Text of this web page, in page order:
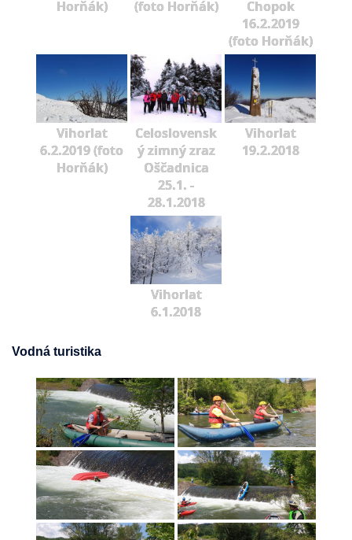
Horňák)
(foto Horňák)
Chopok
16.2.2019
(foto Horňák)
Vihorlat
6.2.2019 (foto
Horňák)
Celoslovensk
ý zimný zraz
Oščadnica
25.1. -
28.1.2018
Vihorlat
19.2.2018
Vihorlat
6.1.2018
Vodná turistika